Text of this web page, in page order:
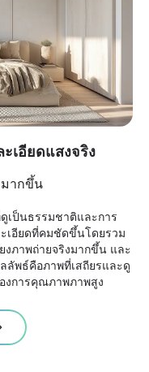
เอียดแสงจริง
มากขึ้น
เป็นธรรมชาติและการ
เอียดที่คมชัดขึ้นโดยรวม
งภาพถ่ายจริงมากขึ้น และ
ลัพธ์คือภาพที่เสถียรและดู
งการคุณภาพภาพสูง